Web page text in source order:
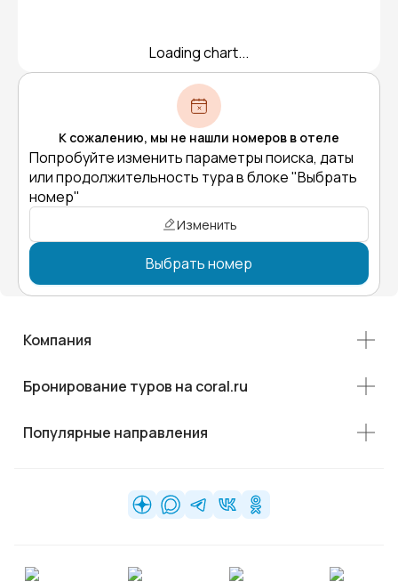
Loading chart...
К сожалению, мы не нашли номеров в отеле
Попробуйте изменить параметры поиска, даты
или продолжительность тура в блоке "Выбрать
номер"
Изменить
Выбрать номер
Компания
Бронирование туров на coral.ru
Популярные направления